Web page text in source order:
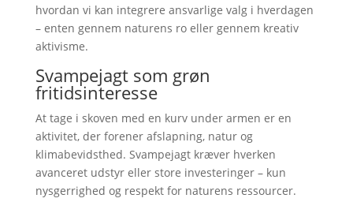
hvordan vi kan integrere ansvarlige valg i hverdagen
– enten gennem naturens ro eller gennem kreativ
aktivisme.
Svampejagt som grøn
fritidsinteresse
At tage i skoven med en kurv under armen er en
aktivitet, der forener afslapning, natur og
klimabevidsthed. Svampejagt kræver hverken
avanceret udstyr eller store investeringer – kun
nysgerrighed og respekt for naturens ressourcer.